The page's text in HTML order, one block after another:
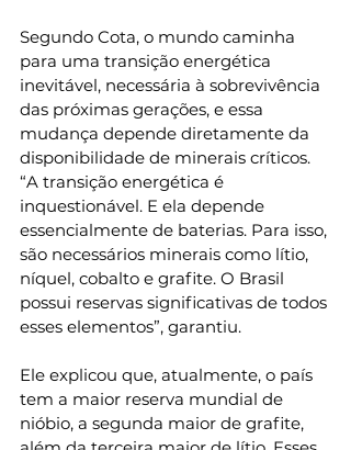
Segundo Cota, o mundo caminha
para uma transição energética
inevitável, necessária à sobrevivência
das próximas gerações, e essa
mudança depende diretamente da
disponibilidade de minerais críticos.
“A transição energética é
inquestionável. E ela depende
essencialmente de baterias. Para isso,
são necessários minerais como lítio,
níquel, cobalto e grafite. O Brasil
possui reservas significativas de todos
esses elementos”, garantiu.
Ele explicou que, atualmente, o país
tem a maior reserva mundial de
nióbio, a segunda maior de grafite,